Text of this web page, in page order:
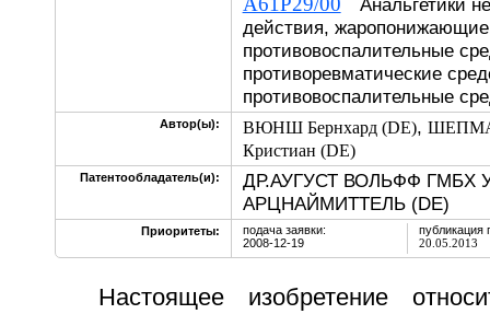
Анальгетики
действия,
противовоспалительные
противоревматические
противовоспалительные
Автор(ы): ВЮНШ Бернхард (DE),
Кристиан (DE)
Патентообладатель(и):
ДР.АУГУСТ ВОЛЬФФ ГМБХ
АРЦНАЙМИТТЕЛЬ (DE)
Приоритеты:
подача заявки:
2008-12-19
публикация
20.05.2013
Настоящее изобретение